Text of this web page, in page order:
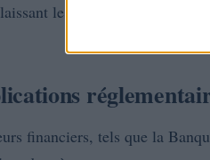
les investisseurs dans
financiers, tels que la